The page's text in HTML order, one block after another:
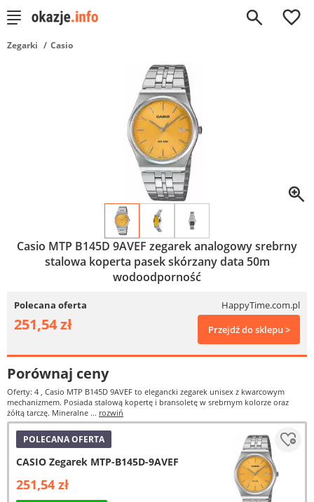
0
Zegarki Casio
Casio MTP B145D 9AVEF zegarek analogowy srebrny
stalowa koperta pasek skórzany data 50m
wodoodporność
Polecana oferta HappyTime.com.pl
251,54 zł Przejdź do sklepu >
Porównaj ceny
Oferty: 4 , Casio MTP B145D 9AVEF to elegancki zegarek unisex z kwarcowym
mechanizmem. Posiada stalową kopertę i bransoletę w srebrnym kolorze oraz
żółtą tarczę. Mineralne ... rozwiń
POLECANA OFERTA
CASIO Zegarek MTP-B145D-9AVEF
251,54 zł